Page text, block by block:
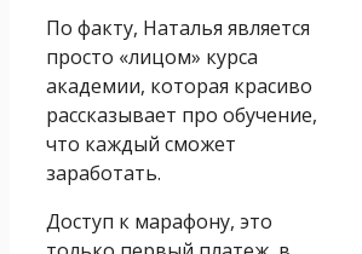
По факту, Наталья является
просто «лицом» курса
академии, которая красиво
рассказывает про обучение,
что каждый сможет
заработать.
Доступ к марафону, это